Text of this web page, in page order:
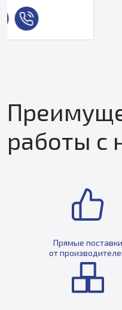
работы с
Прямые поставки
от